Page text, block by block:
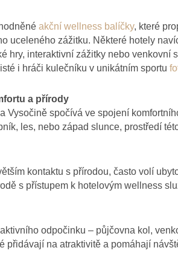
akční wellness balíčky, které
uceleného zážitku. Některé hotely
hry, interaktivní zážitky nebo venkovní
i hráči kulečníku v unikátním sportu
a přírody
Vysočině spočívá ve spojení
les, nebo západ slunce, prostředí
kontaktu s přírodou, často volí
s přístupem k hotelovým wellness
odpočinku – půjčovna kol,
přidávají na atraktivitě a pomáhají